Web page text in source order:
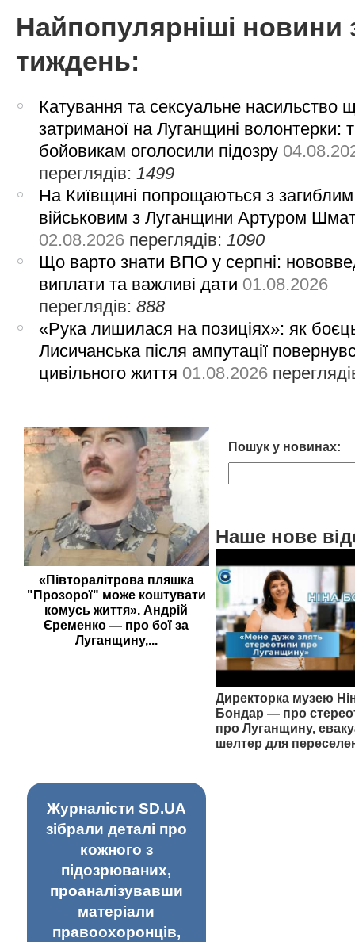
Найпопулярніші новини
тиждень:
Катування та сексуальне насильство
затриманої на Луганщині волонтерки:
бойовикам оголосили підозру
переглядів:1499
На Київщині попрощаються з загиблим
військовим з Луганщини Артуром
02.08.2026 переглядів:1090
Що варто знати ВПО у серпні:
виплати та важливі дати 01.08.2026
переглядів:888
«Рука лишилася на позиціях»: як
Лисичанська після ампутації
цивільного життя 01.08.2026
«Півторалітрова пляшка
"Прозорої" може коштувати
комусь життя». Андрій
Єременко — про бої за
Луганщину,...
Пошук у новинах:
Наше нове
Директорка музею
Бондар — про
про Луганщину,
шелтер для
Журналісти SD.UA
зібрали деталі про
кожного з
підозрюваних,
проаналізувавши
матеріали
правоохоронців,